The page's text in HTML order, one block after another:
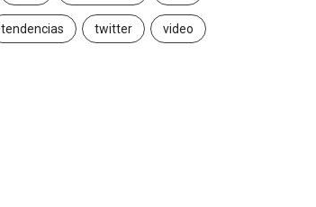
tendencias twitter video